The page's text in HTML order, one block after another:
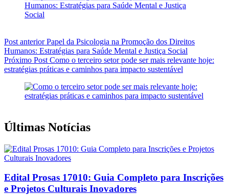
Post anteriorPapel da Psicologia na Promoção dos Direitos
Humanos: Estratégias para Saúde Mental e Justiça Social
Próximo Post Como o terceiro setor pode ser mais relevante hoje:
estratégias práticas e caminhos para impacto sustentável
Últimas Notícias
Edital Prosas 17010: Guia Completo para Inscrições
e Projetos Culturais Inovadores